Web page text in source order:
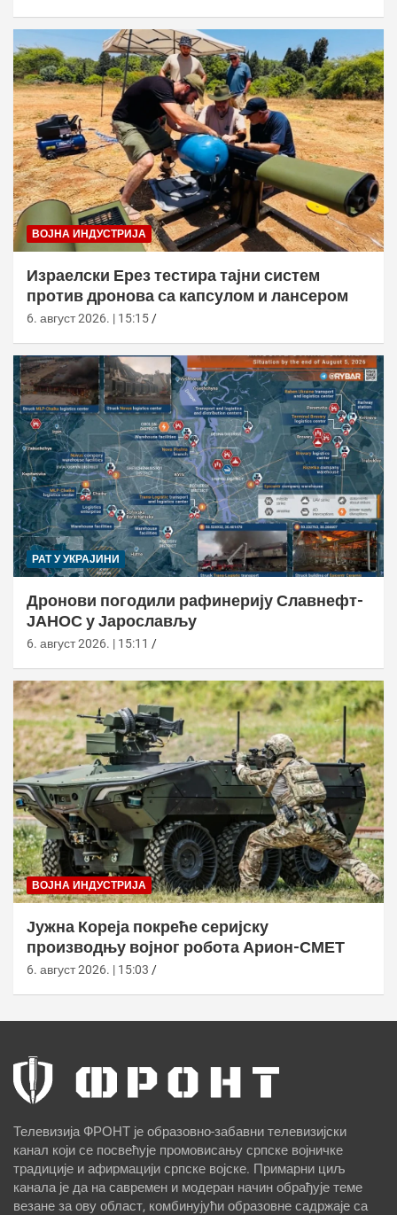
ВОЈНА ИНДУСТРИЈА
Израелски Ерез тестира тајни систем
против дронова са капсулом и лансером
6. август 2026. | 15:15
РАТ У УКРАЈИНИ
Дронови погодили рафинерију Славнефт-
ЈАНОС у Јарослављу
6. август 2026. | 15:11
ВОЈНА ИНДУСТРИЈА
Јужна Кореја покреће серијску
производњу војног робота Арион-СМЕТ
6. август 2026. | 15:03
Телевизија ФРОНТ је образовно-забавни телевизијски
канал који се посвећује промовисању српске војничке
традиције и афирмацији српске војске. Примарни циљ
канала је да на савремен и модеран начин обрађује теме
везане за ову област, комбинујући образовне садржаје са